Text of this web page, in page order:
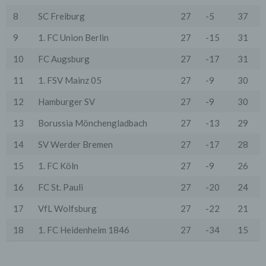
8
SC Freiburg 27 -5
37
9
1. FC Union Berlin 27 -15
31
10
FC Augsburg 27 -17
31
11
1. FSV Mainz 05 27 -9
30
12
Hamburger SV 27 -9
30
13
Borussia Mönchengladbach 27 -13
29
14
SV Werder Bremen 27 -17
28
15
1. FC Köln 27 -9
26
16
FC St. Pauli 27 -20
24
17
VfL Wolfsburg 27 -22
21
18
1. FC Heidenheim 1846 27 -34 15
Weitere Informationen zur Datennutzung zu
Widerspruchsmöglichkeiten erfahren Sie auf den
https://www.google.com/intl/de/policies/privacy/partner
s ("Datennutzung durch Google bei Ihrer Nutzung von
Websites oder Apps unserer Partner"),
http://www.google.com/policies/technologies/ads
("Datennutzung zu Werbezwecken"),
http://www.google.de/settings/ads ("Informationen
einzublenden") und
Sie, welche Werbung Google Ihnen zeigt").
7. Google-Re/Marketing-Services
(kurz "Google-Marketing-Services") der Google Inc.,
94043, USA, ("Google").
Die Google-Marketing-Services erlauben uns